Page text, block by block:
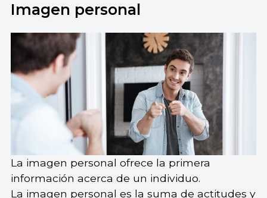
Imagen personal
La imagen personal ofrece la primera
información acerca de un individuo.
La imagen personal es la suma de actitudes y